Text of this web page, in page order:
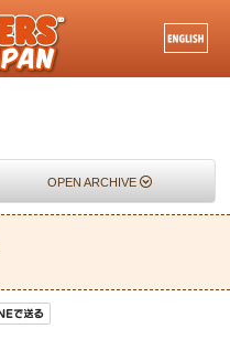
OPEN ARCHIVE